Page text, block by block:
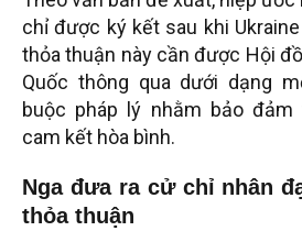
chỉ được ký kết sau khi
thỏa thuận này cần được Hội
Quốc thông qua dưới dạng
buộc pháp lý nhằm bảo
cam kết hòa bình.
Nga đưa ra cử chỉ nhân
thỏa thuận